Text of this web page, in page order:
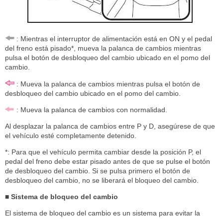
: Mientras el interruptor de alimentación está en ON y el pedal
del freno está pisado*, mueva la palanca de cambios mientras
pulsa el botón de desbloqueo del cambio ubicado en el pomo del
cambio.
: Mueva la palanca de cambios mientras pulsa el botón de
desbloqueo del cambio ubicado en el pomo del cambio.
: Mueva la palanca de cambios con normalidad.
Al desplazar la palanca de cambios entre P y D, asegúrese de que
el vehículo esté completamente detenido.
*: Para que el vehículo permita cambiar desde la posición P, el
pedal del freno debe estar pisado antes de que se pulse el botón
de desbloqueo del cambio. Si se pulsa primero el botón de
desbloqueo del cambio, no se liberará el bloqueo del cambio.
■ Sistema de bloqueo del cambio
El sistema de bloqueo del cambio es un sistema para evitar la